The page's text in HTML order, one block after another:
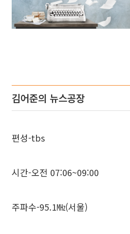
김어준의 뉴스공장
편성-tbs
시간-오전 07:06~09:00
주파수-95.1㎒(서울)